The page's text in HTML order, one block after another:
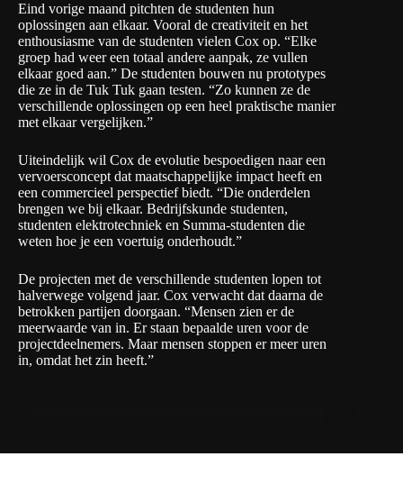
Eind vorige maand pitchten de studenten hun
oplossingen aan elkaar. Vooral de creativiteit en het
enthousiasme van de studenten vielen Cox op. “Elke
groep had weer een totaal andere aanpak, ze vullen
elkaar goed aan.” De studenten bouwen nu prototypes
die ze in de Tuk Tuk gaan testen. “Zo kunnen ze de
verschillende oplossingen op een heel praktische manier
met elkaar vergelijken.”
Uiteindelijk wil Cox de evolutie bespoedigen naar een
vervoersconcept dat maatschappelijke impact heeft en
een commercieel perspectief biedt. “Die onderdelen
brengen we bij elkaar. Bedrijfskunde studenten,
studenten elektrotechniek en Summa-studenten die
weten hoe je een voertuig onderhoudt.”
De projecten met de verschillende studenten lopen tot
halverwege volgend jaar. Cox verwacht dat daarna de
betrokken partijen doorgaan. “Mensen zien er de
meerwaarde van in. Er staan bepaalde uren voor de
projectdeelnemers. Maar mensen stoppen er meer uren
in, omdat het zin heeft.”